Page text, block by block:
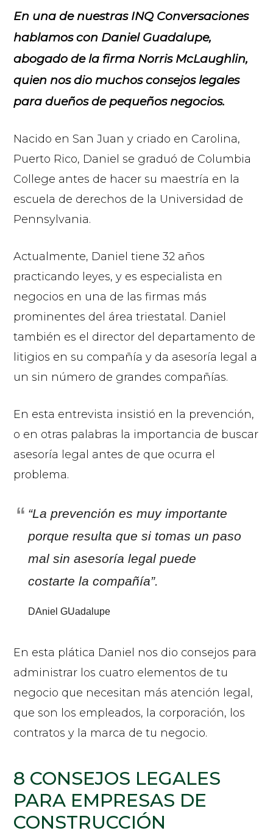
En una de nuestras INQ Conversaciones
hablamos con Daniel Guadalupe,
abogado de la firma Norris McLaughlin,
quien nos dio muchos consejos legales
para dueños de pequeños negocios.
Nacido en San Juan y criado en Carolina,
Puerto Rico, Daniel se graduó de Columbia
College antes de hacer su maestría en la
escuela de derechos de la Universidad de
Pennsylvania.
Actualmente, Daniel tiene 32 años
practicando leyes, y es especialista en
negocios en una de las firmas más
prominentes del área triestatal. Daniel
también es el director del departamento de
litigios en su compañía y da asesoría legal a
un sin número de grandes compañías.
En esta entrevista insistió en la prevención,
o en otras palabras la importancia de buscar
asesoría legal antes de que ocurra el
problema.
“La prevención es muy importante
porque resulta que si tomas un paso
mal sin asesoría legal puede
costarte la compañía”.
DAniel GUadalupe
En esta plática Daniel nos dio consejos para
administrar los cuatro elementos de tu
negocio que necesitan más atención legal,
que son los empleados, la corporación, los
contratos y la marca de tu negocio.
8 CONSEJOS LEGALES
PARA EMPRESAS DE
CONSTRUCCIÓN